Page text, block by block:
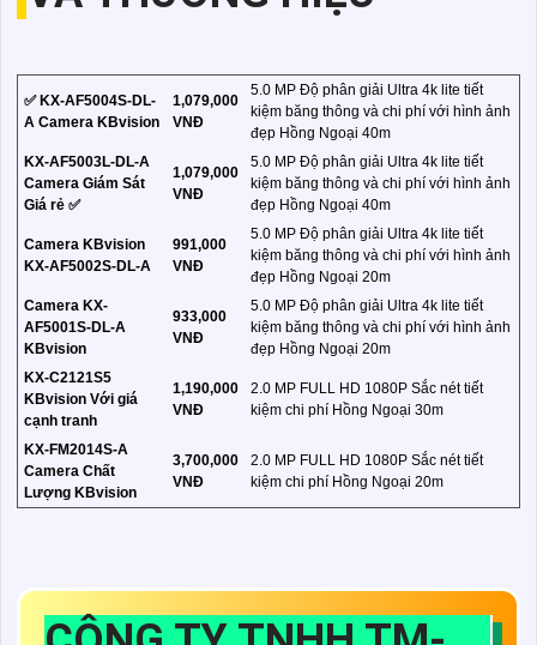
✅ KX-AF5004S-DL-
A Camera KBvision
1,079,000
VNĐ
5.0 MP Độ phân giải Ultra 4k lite tiết
kiệm băng thông và chi phí với hình ảnh
đẹp Hồng Ngoại 40m
KX-AF5003L-DL-A
Camera Giám Sát
Giá rẻ ✅
1,079,000
VNĐ
5.0 MP Độ phân giải Ultra 4k lite tiết
kiệm băng thông và chi phí với hình ảnh
đẹp Hồng Ngoại 40m
Camera KBvision
KX-AF5002S-DL-A
991,000
VNĐ
5.0 MP Độ phân giải Ultra 4k lite tiết
kiệm băng thông và chi phí với hình ảnh
đẹp Hồng Ngoại 20m
Camera KX-
AF5001S-DL-A
KBvision
933,000
VNĐ
5.0 MP Độ phân giải Ultra 4k lite tiết
kiệm băng thông và chi phí với hình ảnh
đẹp Hồng Ngoại 20m
KX-C2121S5
KBvision Với giá
cạnh tranh
1,190,000
VNĐ
2.0 MP FULL HD 1080P Sắc nét tiết
kiệm chi phí Hồng Ngoại 30m
KX-FM2014S-A
Camera Chất
Lượng KBvision
3,700,000
VNĐ
2.0 MP FULL HD 1080P Sắc nét tiết
kiệm chi phí Hồng Ngoại 20m